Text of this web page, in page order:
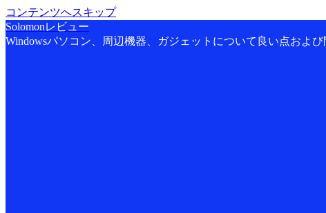
コンテンツへスキップ
Solomonレビュー
Windowsパソコン、周辺機器、ガジェットについて良い点およ